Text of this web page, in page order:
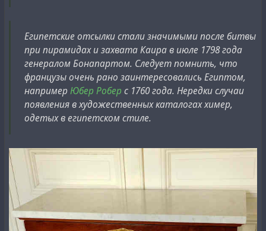
Египетские отсылки стали значимыми после битвы
при пирамидах и захвата Каира в июле 1798 года
генералом Бонапартом. Следует помнить, что
французы очень рано заинтересовались Египтом,
напримерЮбер Робер с 1760 года. Нередки случаи
появления в художественных каталогах химер,
одетых в египетском стиле.